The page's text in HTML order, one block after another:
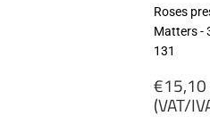
Roses
Matters -
131
price
€15,10
(VAT/